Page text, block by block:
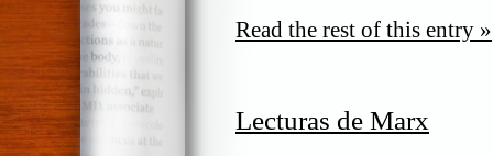
Read the rest of this entry »
Lecturas de Marx